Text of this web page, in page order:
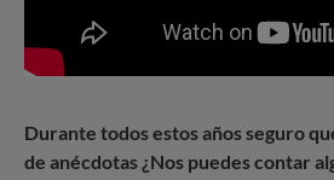
Durante todos estos años seguro
de anécdotas ¿Nos puedes contar